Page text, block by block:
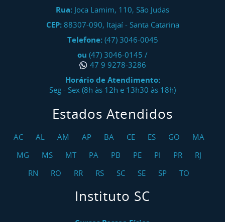
Rua: Joca Lamim, 110, São Judas
CEP: 88307-090, Itajaí- Santa Catarina
Telefone: (47) 3046-0045
ou (47) 3046-0145 /
47 9 9278-3286
Horário de Atendimento:
Seg - Sex (8h às 12h e 13h30 às 18h)
Estados Atendidos
AC AL AM AP BA CE ES GO
MA
MG
MS MT PA PB PE PI PR
RJ
RN
RO RR RS SC SE SP TO
Instituto SC